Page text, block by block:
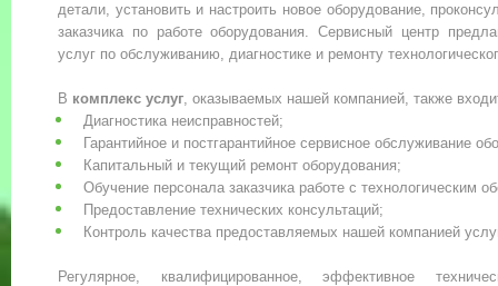
детали, установить и настроить новое оборудование,
заказчика по работе оборудования. Сервисный центр
услуг по обслуживанию, диагностике и ремонту
В комплекс услуг, оказываемых нашей компанией, также
Диагностика неисправностей;
Гарантийное и постгарантийное сервисное обслуживание
Капитальный и текущий ремонт оборудования;
Обучение персонала заказчика работе с технологическим
Предоставление технических консультаций;
Контроль качества предоставляемых нашей компанией
Регулярное, квалифицированное, эффективное